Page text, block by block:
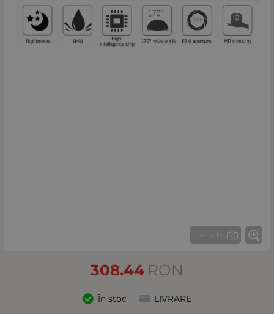
1 de la 13
308.44 RON
În stoc LIVRARE